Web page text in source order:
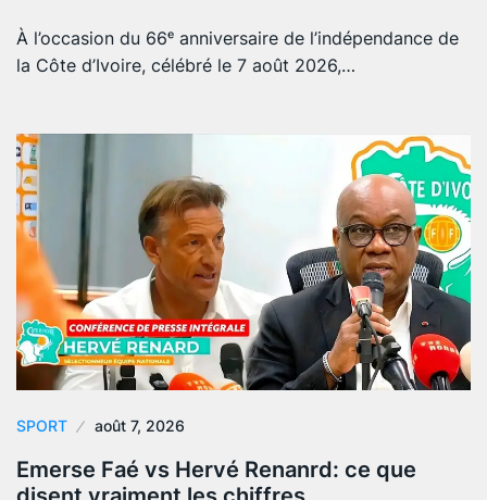
À l’occasion du 66ᵉ anniversaire de l’indépendance de
la Côte d’Ivoire, célébré le 7 août 2026,…
SPORT août 7, 2026
Emerse Faé vs Hervé Renanrd: ce que